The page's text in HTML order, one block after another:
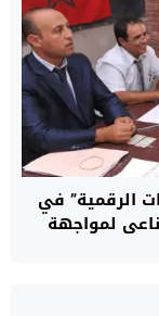
الرقمية” في
لمواجهة